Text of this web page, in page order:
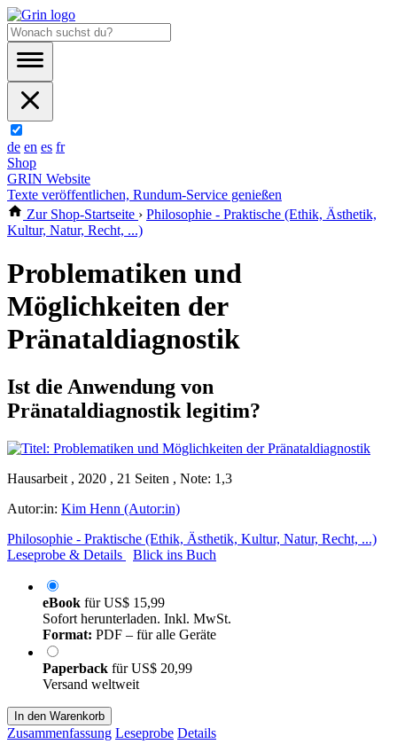
de en es fr
Shop
GRIN Website
Texte veröffentlichen, Rundum-Service genießen
Zur Shop-Startseite › Philosophie - Praktische (Ethik, Ästhetik,
Kultur, Natur, Recht, ...)
Problematiken und
Möglichkeiten der
Pränataldiagnostik
Ist die Anwendung von
Pränataldiagnostik legitim?
Hausarbeit , 2020 , 21 Seiten , Note: 1,3
Autor:in: Kim Henn (Autor:in)
Philosophie - Praktische (Ethik, Ästhetik, Kultur, Natur, Recht, ...)
Leseprobe & Details
Blick ins Buch
eBook fürUS$ 15,99
Sofort herunterladen. Inkl. MwSt.
Format: PDF – für alle Geräte
Paperback fürUS$ 20,99
Versand weltweit
In den Warenkorb
Zusammenfassung Leseprobe Details